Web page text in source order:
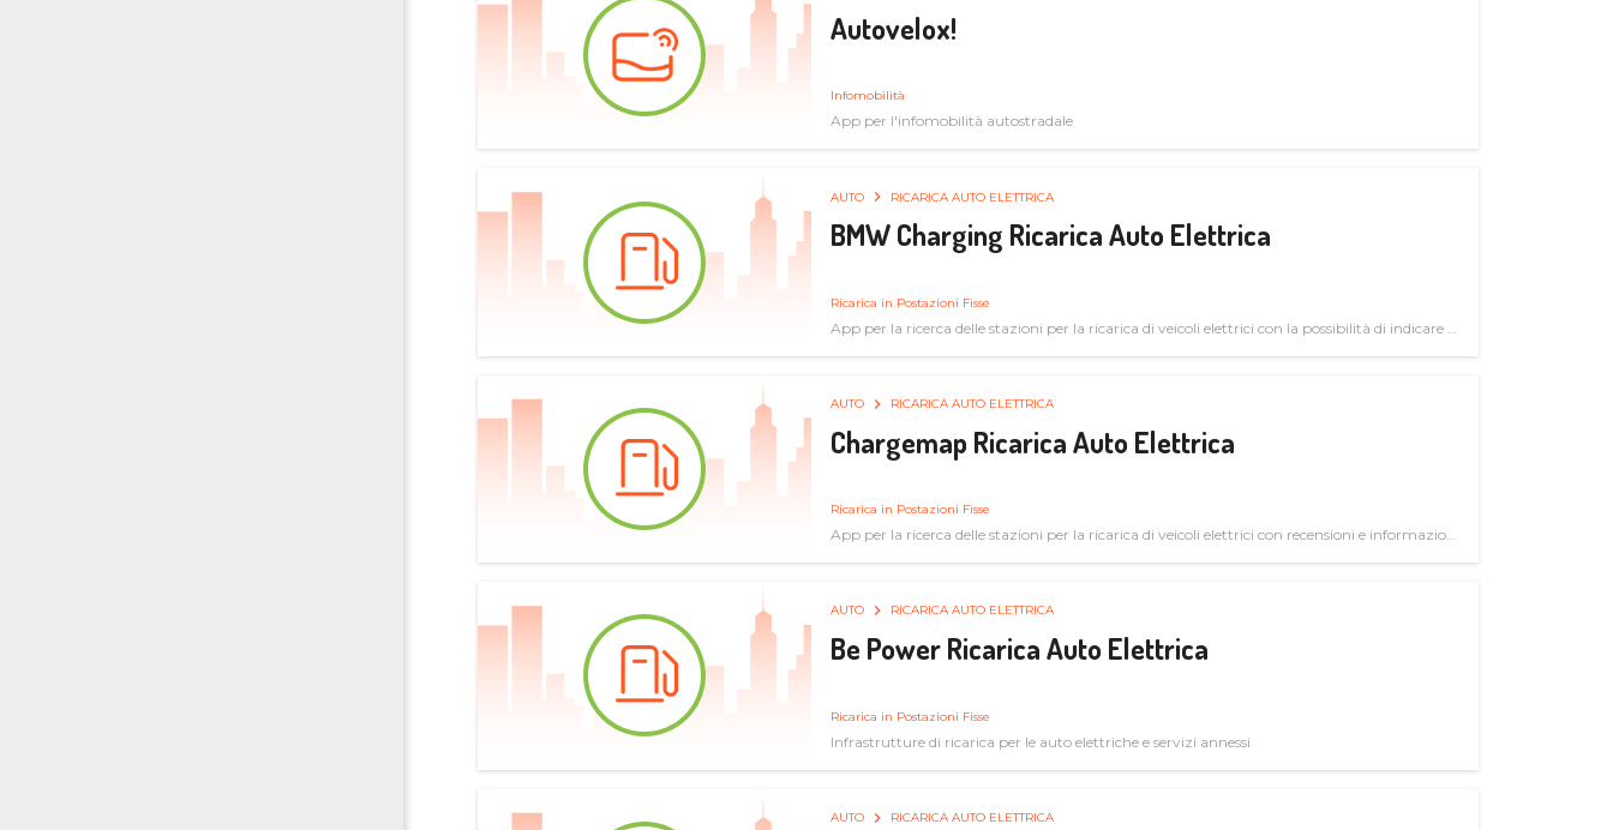
Autovelox!
Infomobilità
App per l'infomobilità autostradale
AUTO RICARICA AUTO ELETTRICA
BMW Charging Ricarica Auto Elettrica
Ricarica in Postazioni Fisse
App per la ricerca delle stazioni per la ricarica di veicoli elettrici con la possibilità di indicare le
AUTO RICARICA AUTO ELETTRICA
Chargemap Ricarica Auto Elettrica
Ricarica in Postazioni Fisse
App per la ricerca delle stazioni per la ricarica di veicoli elettrici con recensioni e informazioni
AUTO RICARICA AUTO ELETTRICA
Be Power Ricarica Auto Elettrica
Ricarica in Postazioni Fisse
Infrastrutture di ricarica per le auto elettriche e servizi annessi
AUTO RICARICA AUTO ELETTRICA